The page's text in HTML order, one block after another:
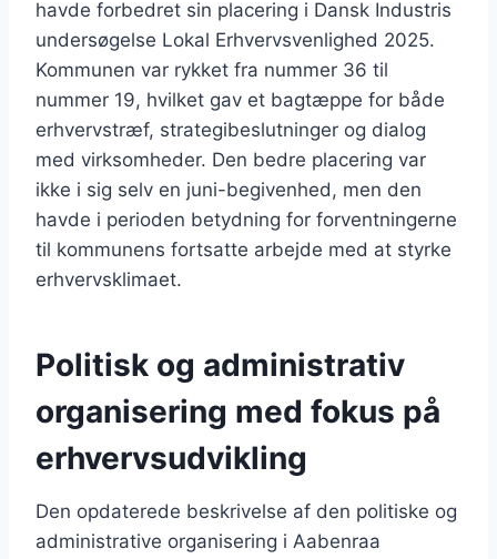
havde forbedret sin placering i Dansk Industris
undersøgelse Lokal Erhvervsvenlighed 2025.
Kommunen var rykket fra nummer 36 til
nummer 19, hvilket gav et bagtæppe for både
erhvervstræf, strategibeslutninger og dialog
med virksomheder. Den bedre placering var
ikke i sig selv en juni-begivenhed, men den
havde i perioden betydning for forventningerne
til kommunens fortsatte arbejde med at styrke
erhvervsklimaet.
Politisk og administrativ
organisering med fokus på
erhvervsudvikling
Den opdaterede beskrivelse af den politiske og
administrative organisering i Aabenraa